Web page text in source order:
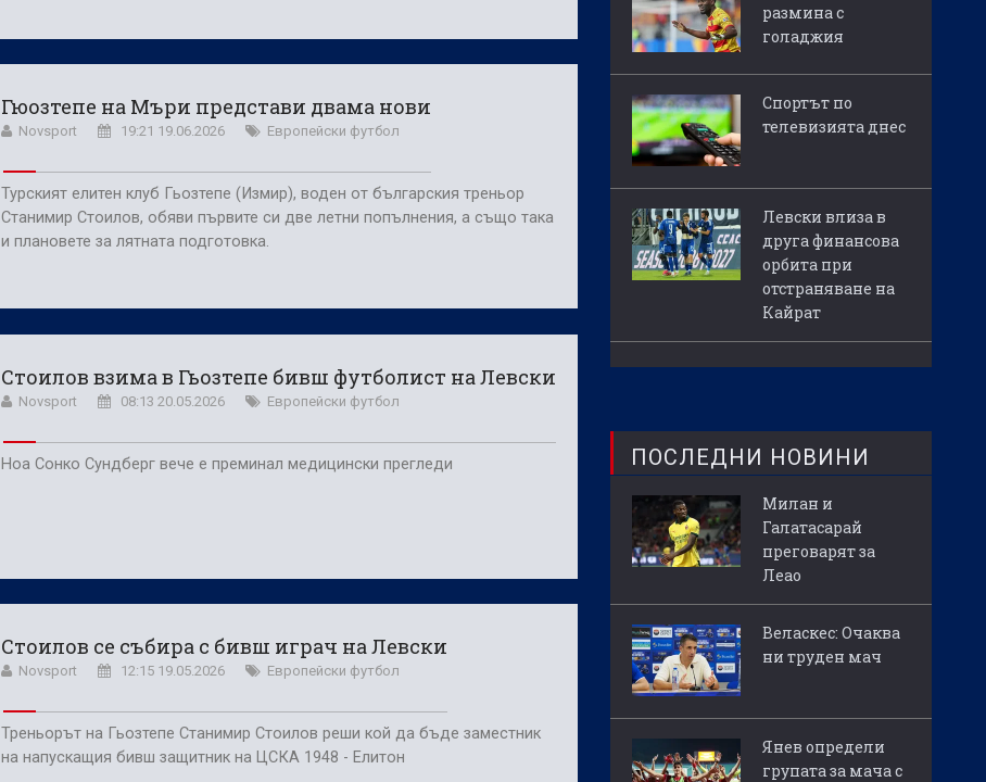
Гюозтепе на Мъри представи двама нови
Novsport 19:21 19.06.2026 Европейски футбол
Турският елитен клуб Гьозтепе (Измир), воден от българския треньор
Станимир Стоилов, обяви първите си две летни попълнения, а също така
и плановете за лятната подготовка.
Стоилов взима в Гьозтепе бивш футболист на Левски
Novsport 08:13 20.05.2026 Европейски футбол
Ноа Сонко Сундберг вече е преминал медицински прегледи
Стоилов се събира с бивш играч на Левски
Novsport 12:15 19.05.2026 Европейски футбол
Треньорът на Гьозтепе Станимир Стоилов реши кой да бъде заместник
на напускащия бивш защитник на ЦСКА 1948 - Елитон
размина с
голаджия
Спортът по
телевизията днес
Левски влиза в
друга финансова
орбита при
отстраняване на
Кайрат
ПОСЛЕДНИ НОВИНИ
Милан и
Галатасарай
преговарят за
Леао
Веласкес: Очаква
ни труден мач
Янев определи
групата за мача с